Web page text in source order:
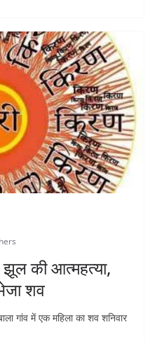
झूल की आत्महत्या,
शव
गांव में एक महिला का शव शनिवार